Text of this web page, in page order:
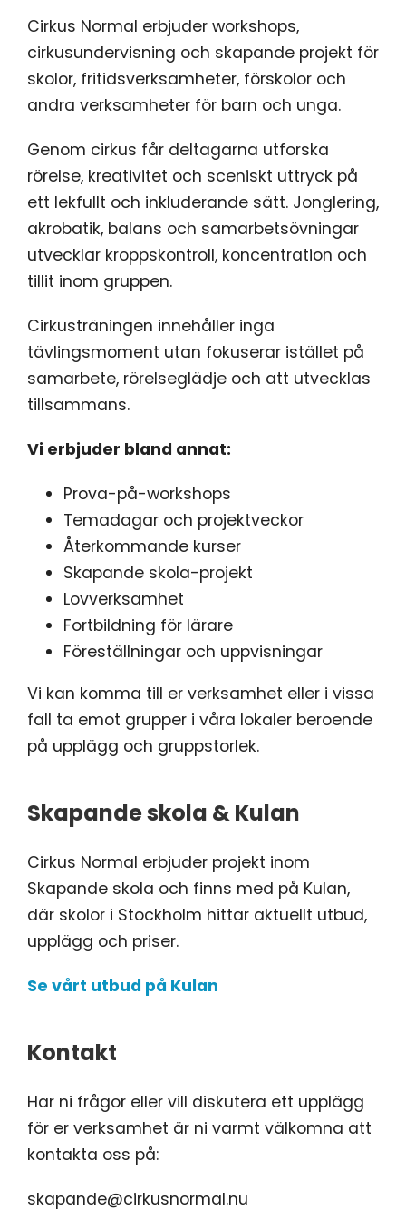
Cirkus Normal erbjuder workshops,
cirkusundervisning och skapande projekt för
skolor, fritidsverksamheter, förskolor och
andra verksamheter för barn och unga.
Genom cirkus får deltagarna utforska
rörelse, kreativitet och sceniskt uttryck på
ett lekfullt och inkluderande sätt. Jonglering,
akrobatik, balans och samarbetsövningar
utvecklar kroppskontroll, koncentration och
tillit inom gruppen.
Cirkusträningen innehåller inga
tävlingsmoment utan fokuserar istället på
samarbete, rörelseglädje och att utvecklas
tillsammans.
Vi erbjuder bland annat:
Prova-på-workshops
Temadagar och projektveckor
Återkommande kurser
Skapande skola-projekt
Lovverksamhet
Fortbildning för lärare
Föreställningar och uppvisningar
Vi kan komma till er verksamhet eller i vissa
fall ta emot grupper i våra lokaler beroende
på upplägg och gruppstorlek.
Skapande skola & Kulan
Cirkus Normal erbjuder projekt inom
Skapande skola och finns med på Kulan,
där skolor i Stockholm hittar aktuellt utbud,
upplägg och priser.
Se vårt utbud på Kulan
Kontakt
Har ni frågor eller vill diskutera ett upplägg
för er verksamhet är ni varmt välkomna att
kontakta oss på:
skapande@cirkusnormal.nu